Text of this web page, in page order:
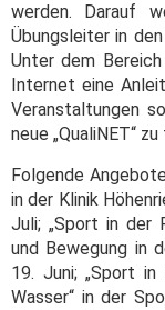
werden. Darauf
Übungsleiter in
Unter dem
Internet eine
Veranstaltungen
neue „QualiNET“ zu
Folgende
in der Klinik
Juli; „Sport in der
und Bewegung in
19. Juni; „Sport
Wasser“ in der